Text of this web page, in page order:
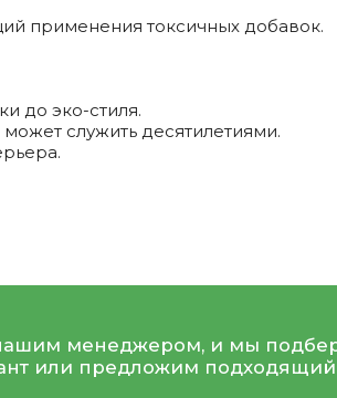
применения токсичных добавок.
до эко-стиля.
служить десятилетиями.
менеджером, и мы
или предложим подходящий